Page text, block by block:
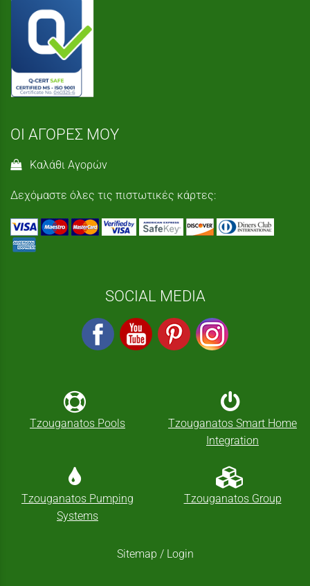
ΟΙ ΑΓΟΡΕΣ ΜΟΥ
Καλάθι Αγορών
Δεχόμαστε όλες τις πιστωτικές κάρτες:
SOCIAL MEDIA
Tzouganatos Pools
Tzouganatos Smart Home
Integration
Tzouganatos Pumping
Systems
Tzouganatos Group
Sitemap / Login